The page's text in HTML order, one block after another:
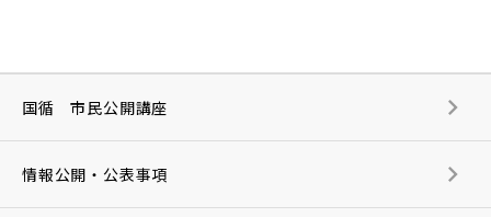
国循 市民公開講座
情報公開・公表事項